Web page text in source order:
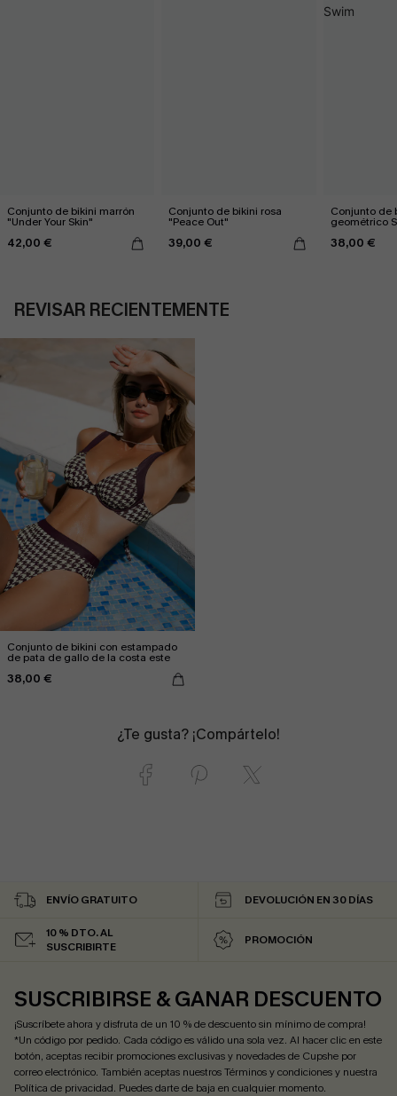
Conjunto de bikini marrón
"Under Your Skin"
42,00 €
Conjunto de bikini rosa
"Peace Out"
39,00 €
Conjunto de
geométrico
38,00 €
REVISAR RECIENTEMENTE
Conjunto de bikini con estampado
de pata de gallo de la costa este
38,00 €
¿Te gusta? ¡Compártelo!
ENVÍO GRATUITO DEVOLUCIÓN EN 30 DÍAS
10 % DTO. AL
SUSCRIBIRTE
PROMOCIÓN
SUSCRIBIRSE & GANAR DESCUENTO
¡Suscríbete ahora y disfruta de un 10 % de descuento sin mínimo de compra!
*Un código por pedido. Cada código es válido una sola vez. Al hacer clic en este
botón, aceptas recibir promociones exclusivas y novedades de Cupshe por
correo electrónico. También aceptas nuestrosTérminos y condicionesy nuestra
Política de privacidad. Puedes darte de baja en cualquier momento.